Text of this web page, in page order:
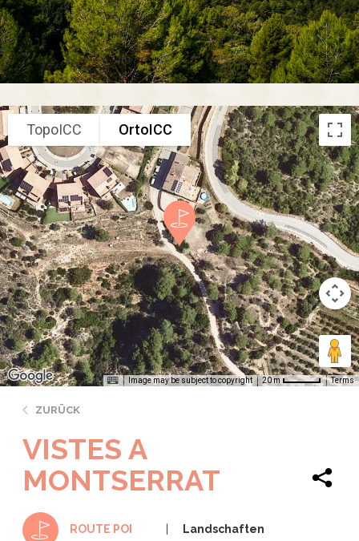
TopoICC OrtoICC
Image may be subject to copyright 20 m Terms
ZURÜCK
VISTES A
MONTSERRAT
ROUTE POI Landschaften